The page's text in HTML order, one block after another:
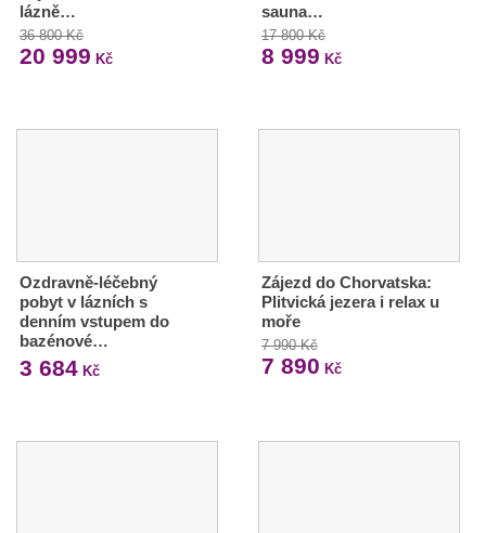
lázně…
36 800 Kč
20 999 Kč
sauna…
17 800 Kč
8 999 Kč
Ozdravně-léčebný
pobyt v lázních s
denním vstupem do
bazénové…
3 684 Kč
Zájezd do Chorvatska:
Plitvická jezera i relax u
moře
7 990 Kč
7 890 Kč